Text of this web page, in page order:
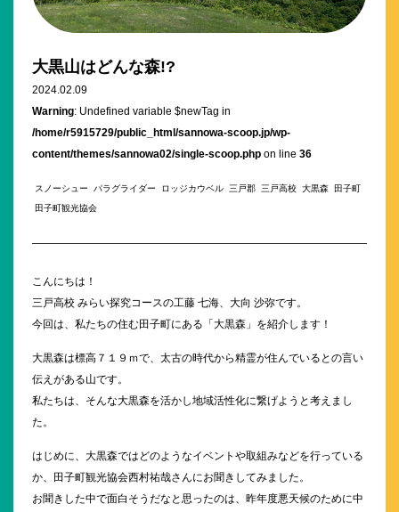
大黒山はどんな森!?
2024.02.09
Warning: Undefined variable $newTag in
/home/r5915729/public_html/sannowa-scoop.jp/wp-
content/themes/sannowa02/single-scoop.phpon line 36
スノーシュー パラグライダー ロッジカウベル 三戸郡 三戸高校 大黒森
田子町
田子町観光協会
こんにちは！
三戸高校 みらい探究コースの工藤 七海、大向 沙弥です。
今回は、私たちの住む田子町にある「大黒森」を紹介します！
大黒森は標高７１９ｍで、太古の時代から精霊が住んでいるとの言い
伝えがある山です。
私たちは、そんな大黒森を活かし地域活性化に繋げようと考えまし
た。
はじめに、大黒森ではどのようなイベントや取組みなどを行っている
か、田子町観光協会西村祐哉さんにお聞きしてみました。
お聞きした中で面白そうだなと思ったのは、昨年度悪天候のために中